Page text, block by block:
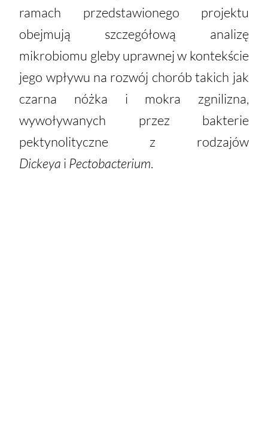
ramach przedstawionego projektu
obejmują szczegółową analizę
mikrobiomu gleby uprawnejw kontekście
jego wpływu na rozwój chorób takich jak
czarna nóżka i mokra zgnilizna,
wywoływanych przez bakterie
pektynolityczne z rodzajów
Dickeya i Pectobacterium.